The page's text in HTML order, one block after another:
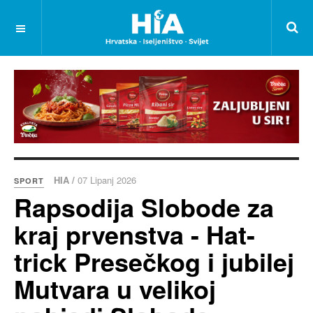
SPORT HIA / 07 Lipanj 2026
Rapsodija Slobode za
kraj prvenstva - Hat-
trick Presečkog i jubilej
Mutvara u velikoj